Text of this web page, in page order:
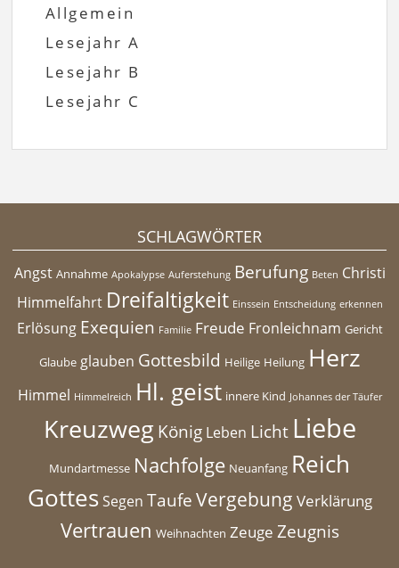
Allgemein
Lesejahr A
Lesejahr B
Lesejahr C
SCHLAGWÖRTER
Angst Annahme Apokalypse Auferstehung Berufung Beten Christi
Himmelfahrt Dreifaltigkeit Einssein Entscheidung erkennen
Erlösung Exequien Familie Freude Fronleichnam Gericht
Glaube glauben Gottesbild Heilige Heilung Herz
Himmel Himmelreich Hl. geist innere Kind Johannes der Täufer
Kreuzweg König Leben Licht Liebe
Mundartmesse Nachfolge Neuanfang Reich
Gottes Segen TaufeVergebung Verklärung
Vertrauen Weihnachten Zeuge Zeugnis